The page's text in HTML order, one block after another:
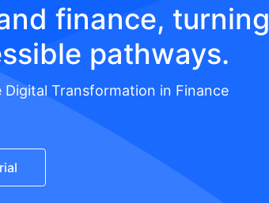
finance, turning
pathways.
Transformation in Finance